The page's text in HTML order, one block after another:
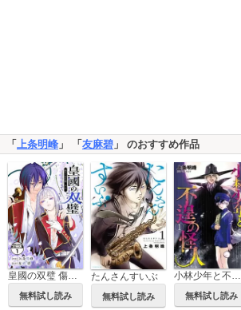
「 上条明峰 」 「友麻碧 」 のおすすめ作品
皇國の双璧 傷モノの花嫁 外伝 分冊版
無料試し読み
たんさんすいぶ
無料試し読み
小林少年と不逞の怪人
無料試し読み